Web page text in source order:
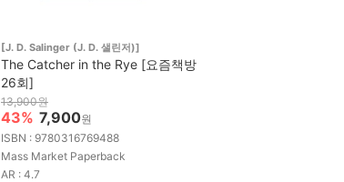
[J. D. Salinger (J. D. 샐린저)]
The Catcher in the Rye [요즘책방
26회]
13,900원
43% 7,900원
ISBN : 9780316769488
Mass Market Paperback
AR : 4.7